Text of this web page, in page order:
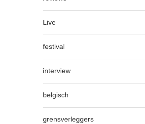
Live
festival
interview
belgisch
grensverleggers